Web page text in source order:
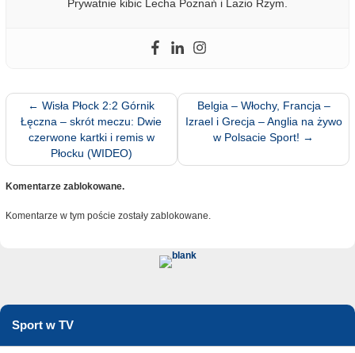
Prywatnie kibic Lecha Poznań i Lazio Rzym.
← Wisła Płock 2:2 Górnik
Łęczna – skrót meczu: Dwie
czerwone kartki i remis w
Płocku (WIDEO)
Belgia – Włochy, Francja –
Izrael i Grecja – Anglia na żywo
w Polsacie Sport! →
Komentarze zablokowane.
Komentarze w tym poście zostały zablokowane.
Sport w TV